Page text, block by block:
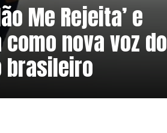
Me Rejeita’ e
nova voz do